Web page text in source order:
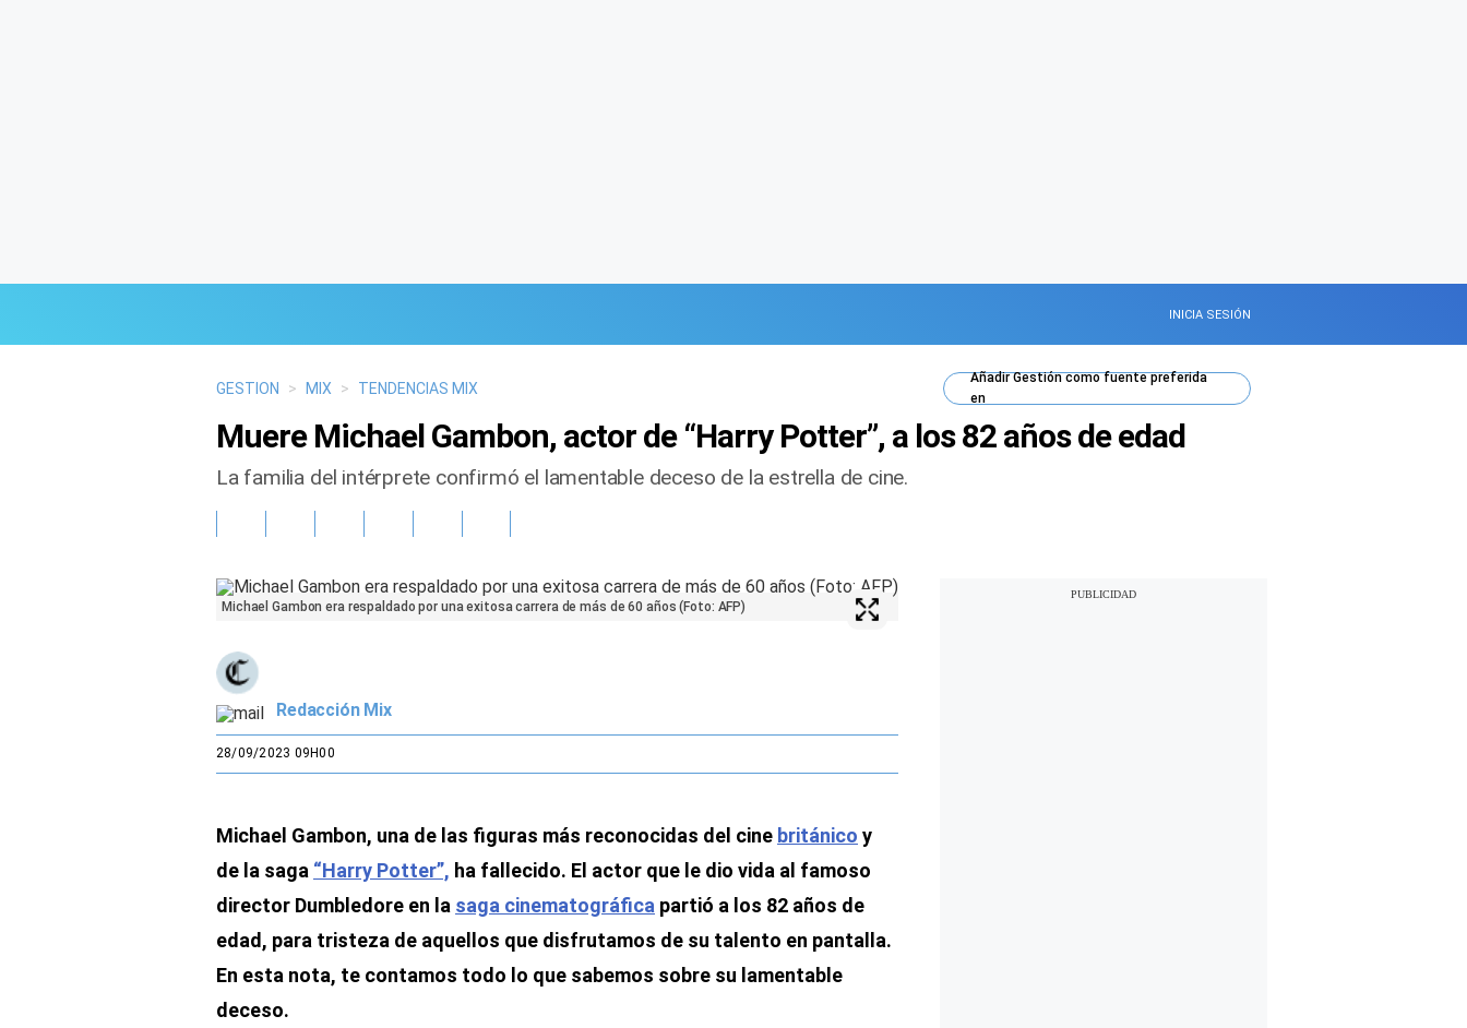
INICIA SESIÓN
GESTION > MIX > TENDENCIAS MIX
AñadirGestióncomo fuente preferida
en
Muere Michael Gambon, actor de “Harry Potter”, a los 82 años de edad
La familia del intérprete confirmó el lamentable deceso de la estrella de cine.
Michael Gambon era respaldado por una exitosa carrera de más de 60 años (Foto: AFP)
Redacción Mix
28/09/2023 09H00
Michael Gambon, una de las figuras más reconocidas del cine británico y
de la saga “Harry Potter”, ha fallecido. El actor que le dio vida al famoso
director Dumbledore en la saga cinematográfica partió a los 82 años de
edad, para tristeza de aquellos que disfrutamos de su talento en pantalla.
En esta nota, te contamos todo lo que sabemos sobre su lamentable
deceso.